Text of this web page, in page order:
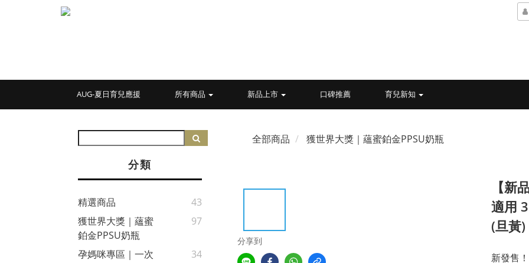
AUG-夏日育兒應援 所有商品 新品上市 口碑推薦 育兒新知
分類
精選商品
43
獲世界大獎｜蘊蜜
鉑金PPSU奶瓶
97
孕媽咪專區｜一次
34
全部商品 獲世界大獎｜蘊蜜鉑金PPSU奶瓶
分享到
【新
適用
(旦黃)
新發售